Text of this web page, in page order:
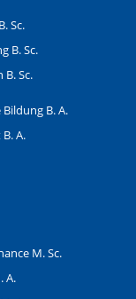
Sc.
B. Sc.
Sc.
B. A.
A.
M. Sc.
A.